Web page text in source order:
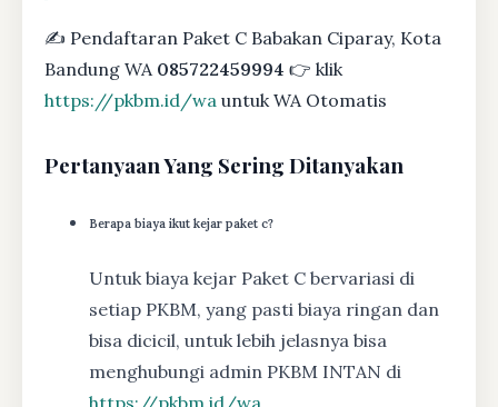
✍ Pendaftaran Paket C Babakan Ciparay, Kota
Bandung WA 085722459994 👉 klik
https://pkbm.id/wa untuk WA Otomatis
Pertanyaan Yang Sering Ditanyakan
Berapa biaya ikut kejar paket c?
Untuk biaya kejar Paket C bervariasi di
setiap PKBM, yang pasti biaya ringan dan
bisa dicicil, untuk lebih jelasnya bisa
menghubungi admin PKBM INTAN di